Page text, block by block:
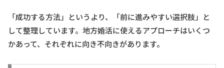
「成功する方法」というより、「前に進みやすい選択肢」と
して整理しています。地方婚活に使えるアプローチはいくつ
かあって、それぞれに向き不向きがあります。